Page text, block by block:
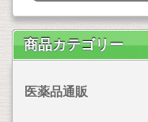
商品カテゴリー
医薬品通販